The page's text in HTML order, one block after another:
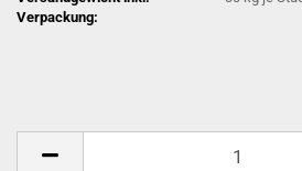
Verpackung: